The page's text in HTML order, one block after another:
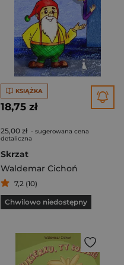
KSIĄŻKA
18,75 zł
25,00 zł - sugerowana cena
detaliczna
Skrzat
Waldemar Cichoń
7,2 (10)
Chwilowo niedostępny